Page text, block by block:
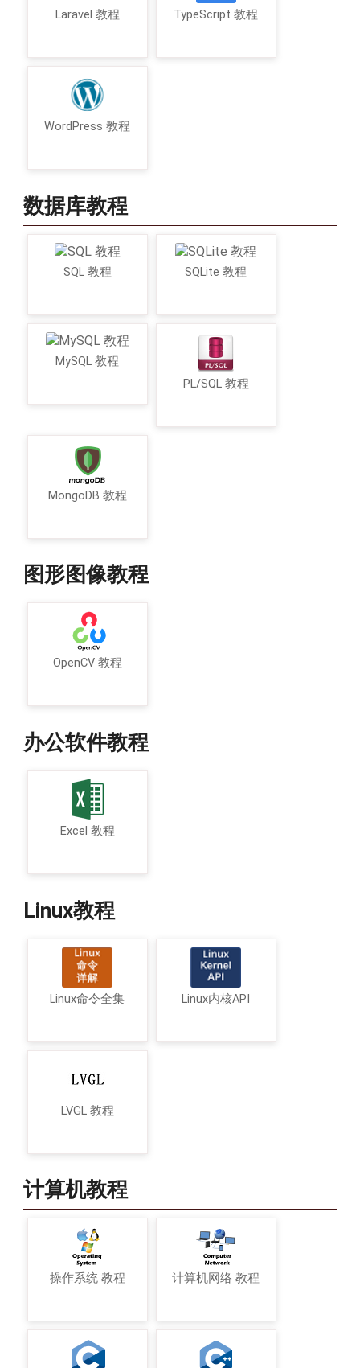
Laravel 教程 TypeScript 教程
WordPress 教程
数据库教程
SQL 教程 SQLite 教程
MySQL 教程
PL/SQL 教程
MongoDB 教程
图形图像教程
OpenCV 教程
办公软件教程
Excel 教程
Linux教程
Linux命令全集 Linux内核API
LVGL 教程
计算机教程
操作系统 教程 计算机网络 教程